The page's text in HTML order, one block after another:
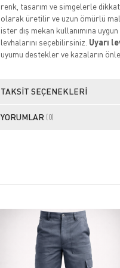
renk, tasarım ve simgelerle
olarak üretilir ve uzun ömürlü
ister dış mekan kullanımına
levhalarını seçebilirsiniz. Uyarı
uyumu destekler ve kazaların
TAKSIT SEÇENEKLERI
YORUMLAR (0)